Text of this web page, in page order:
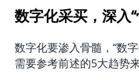
数字化采买，深入“
数字化要渗入骨髓，“数
需要参考前述的5大趋势